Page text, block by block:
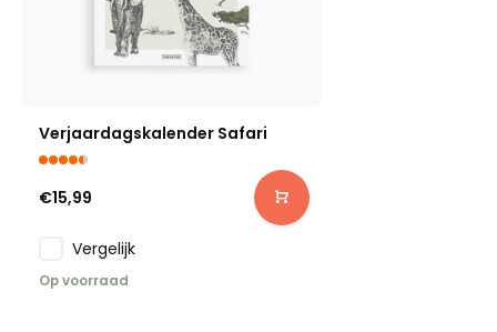
Verjaardagskalender Safari
€15,99
Vergelijk
Op voorraad